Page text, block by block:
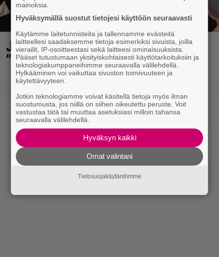
Jani Sieviseltä harvinainen kuva –
”Kaikki lapset samaan aikaan”
mainoksia.
Hyväksymällä suostut tietojesi käyttöön seuraavasti
Käytämme laitetunnisteita ja tallennamme evästeitä
laitteellesi saadaksemme tietoja esimerkiksi sivuista, joilla
vierailit, IP-osoitteestasi sekä laitteesi ominaisuuksista.
Pääset tutustumaan yksityiskohtaisesti käyttötarkoituksiin ja
teknologiakumppaneihimme seuraavalla välilehdellä.
Hylkääminen voi vaikuttaa sivuston toimivuuteen ja
käytettävyyteen.
Jotkin teknologiamme voivat käsitellä tietoja myös ilman
suostumusta, jos niillä on siihen oikeutettu peruste. Voit
vastustaa tätä tai muuttaa asetuksiasi milloin tahansa
seuraavalla välilehdellä.
Hyväksyn kaikki
Omat valintani
Tietosuojakäytäntömme